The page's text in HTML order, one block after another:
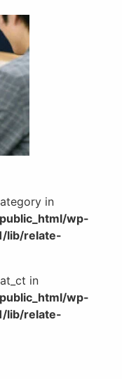
in
wp-
lib/relate-
in
wp-
lib/relate-